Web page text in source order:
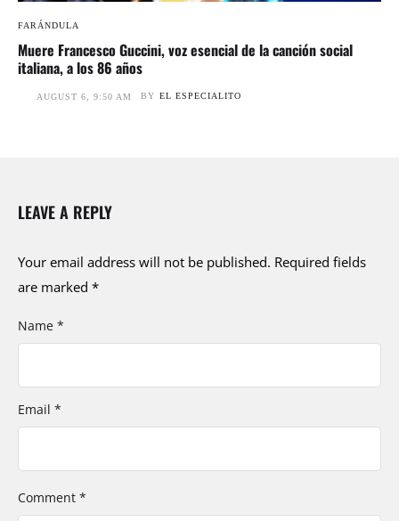
FARÁNDULA
Muere Francesco Guccini, voz esencial de la canción social
italiana, a los 86 años
AUGUST 6, 9:50 AM BY EL ESPECIALITO
LEAVE A REPLY
Your email address will not be published. Required fields
are marked *
Comment *
Name *
Email *